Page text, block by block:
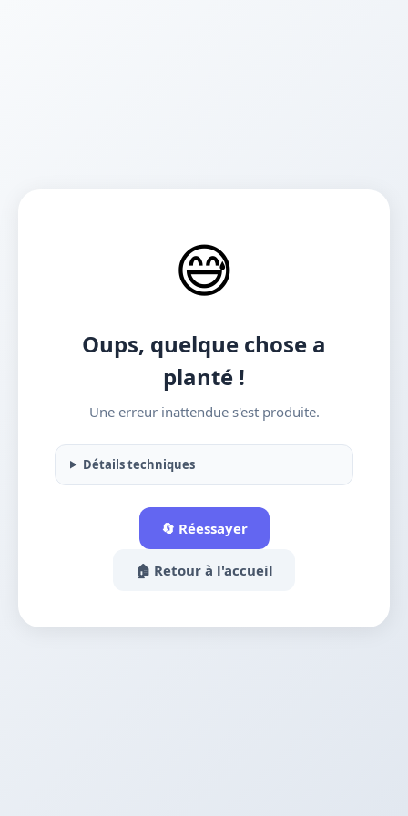
😅
Oups, quelque chose a
planté !
Une erreur inattendue s'est produite.
Détails techniques
🔄 Réessayer
🏠 Retour à l'accueil